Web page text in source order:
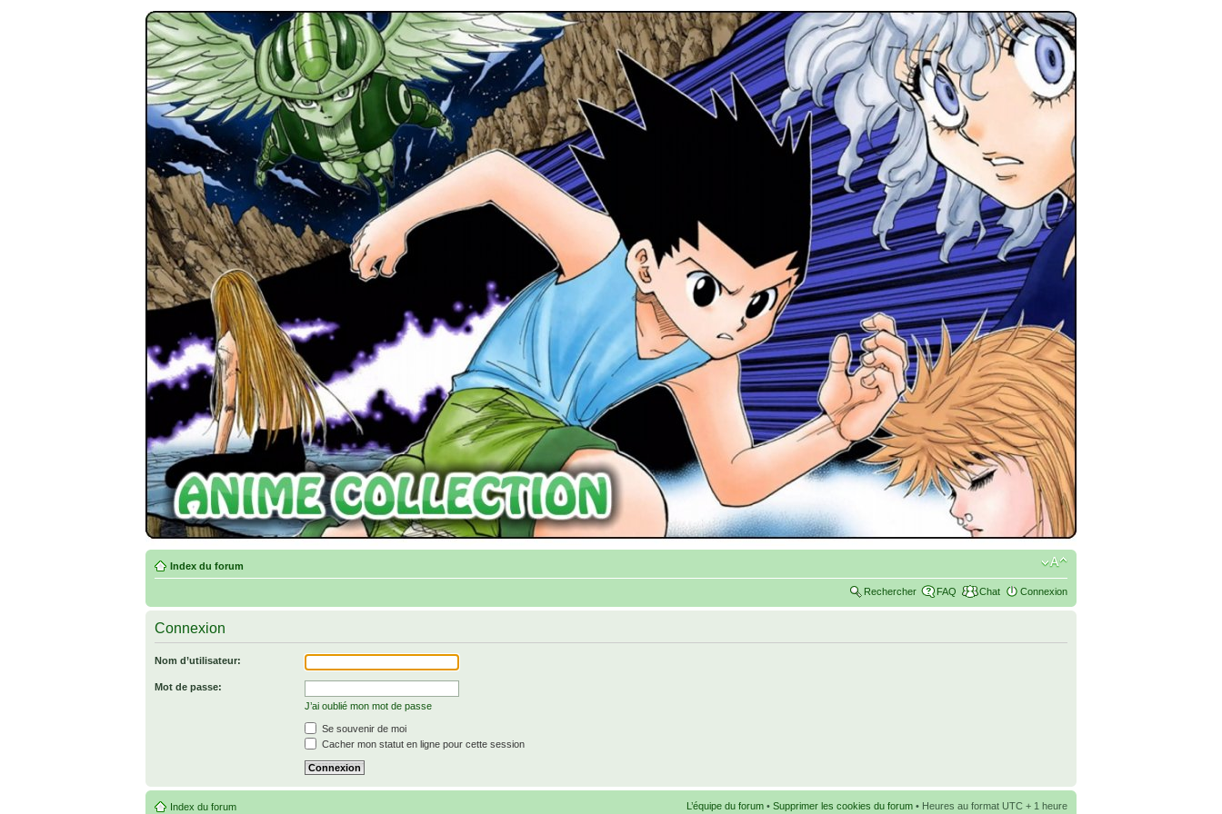
Index du forum
Rechercher FAQ Chat Connexion
Connexion
Nom d’utilisateur:
Mot de passe:
J’ai oublié mon mot de passe
Se souvenir de moi
Cacher mon statut en ligne pour cette session
Index du forum L’équipe du forum • Supprimer les cookies du forum • Heures au format UTC + 1 heure